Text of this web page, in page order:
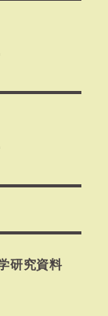
研究資料